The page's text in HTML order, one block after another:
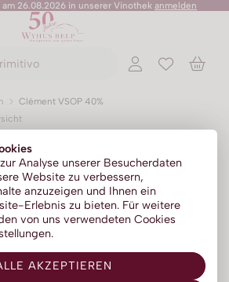
Analyse unserer Besucherdaten
Website zu verbessern,
anzuzeigen und Ihnen ein
Erlebnis zu bieten. Für weitere
von uns verwendeten Cookies
AKZEPTIEREN
26.08.2026 in unserer Vinothek anmelden
Clément VSOP 40%